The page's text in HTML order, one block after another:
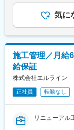
・現行仕様
ーの変更整理
・結果、サー
完遂
■働き方
・兼業（副業
・土日や祝日
日」がありま
ます）
があります。
いままさに、
戦略立案か
みながら取
事業成長に合
務となってお
を求めていま
現在の開発組
・組織拡大に
・表面的な要
給与は経験
昇給：年1回
月または7月
あくまでも目
ります。月給
気に
施工管理／月給
給保証
株式会社エルライン
正社員 転勤なし
リニューアル